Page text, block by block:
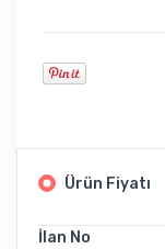
Ürün Fiyatı
İlan No